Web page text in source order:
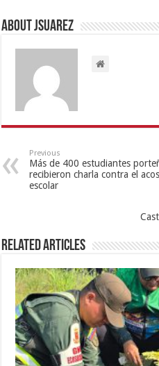
About Jsuarez
Previous
Más de 400 estudiantes
recibieron charla contra el
escolar
Related Articles